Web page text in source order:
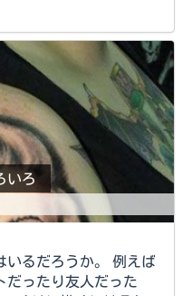
いろ
ろうか。 例えば
だったり友人だった